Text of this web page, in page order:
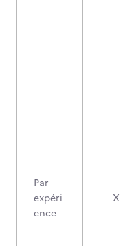
Par
expéri
ence
X